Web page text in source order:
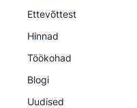
Ettevõttest
Hinnad
Töökohad
Blogi
Uudised